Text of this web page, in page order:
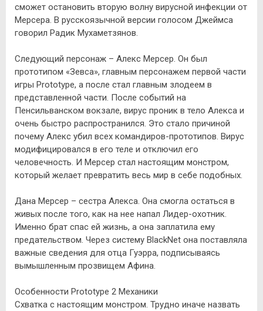
сможет остановить вторую волну вирусной инфекции от
Мерсера. В русскоязычной версии голосом Джеймса
говорил Радик Мухаметзянов.
Следующий персонаж – Алекс Мерсер. Он был
прототипом «Зевса», главным персонажем первой части
игры Prototype, а после стал главным злодеем в
представленной части. После событий на
Пенсильванском вокзале, вирус проник в тело Алекса и
очень быстро распространился. Это стало причиной
почему Алекс убил всех командиров-прототипов. Вирус
модифицировался в его теле и отключил его
человечность. И Мерсер стал настоящим монстром,
который желает превратить весь мир в себе подобных.
Дана Мерсер – сестра Алекса. Она смогла остаться в
живых после того, как на нее напал Лидер-охотник.
Именно брат спас ей жизнь, а она заплатила ему
предательством. Через систему BlackNet она поставляла
важные сведения для отца Гуэрра, подписываясь
вымышленным прозвищем Афина.
Особенности Prototype 2 Механики
Схватка с настоящим монстром. Трудно иначе назвать